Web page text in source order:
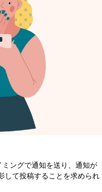
ングで通知を送り、通知が
して投稿することを求められ